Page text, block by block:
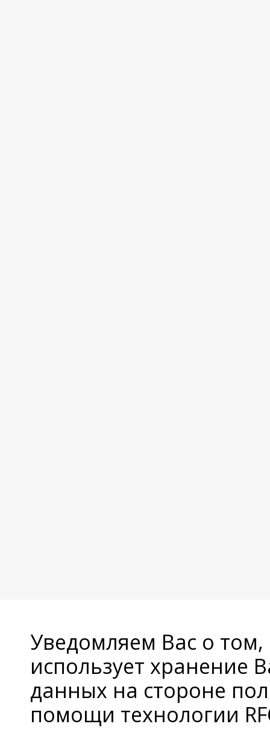
Уведомляем Вас о
использует хранение
данных на стороне
помощи технологии